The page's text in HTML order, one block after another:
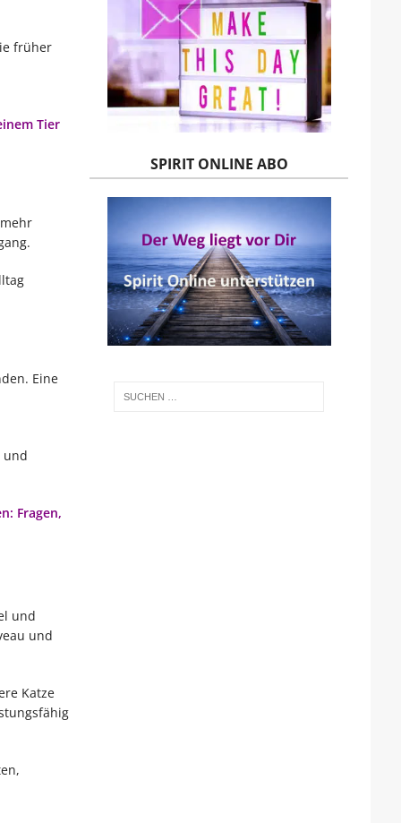
früher
Tier
Eine
und
Fragen,
und
und
Katze
SPIRIT ONLINE ABO